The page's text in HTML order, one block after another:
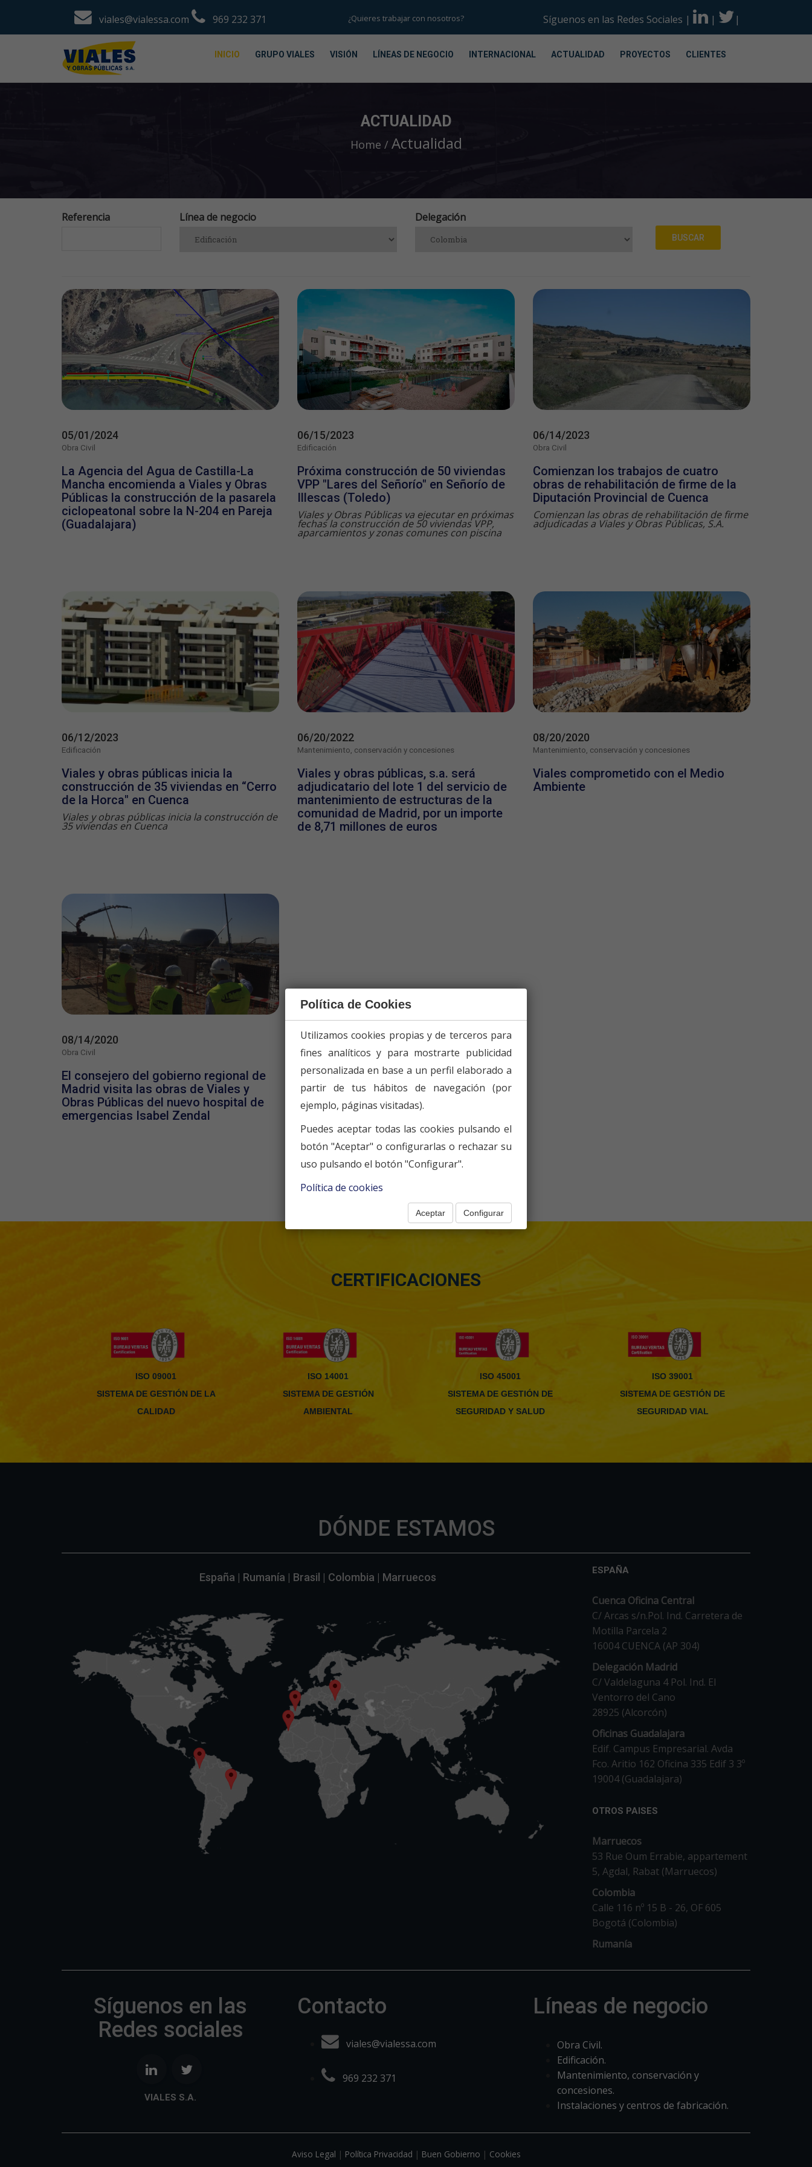
viales@vialessa.com 969 232 371 ¿Quieres trabajar con nosotros? Síguenos en las Redes Sociales | | |
INICIO GRUPO VIALES VISIÓN LÍNEAS DE NEGOCIO INTERNACIONAL ACTUALIDAD PROYECTOS CLIENTES
ACTUALIDAD
Home Actualidad
Referencia Línea de negocio Delegación
BUSCAR
05/01/2024
Obra Civil
La Agencia del Agua de Castilla-La
Mancha encomienda a Viales y Obras
Públicas la construcción de la pasarela
ciclopeatonal sobre la N-204 en Pareja
(Guadalajara)
06/15/2023
Edificación
Próxima construcción de 50 viviendas
VPP "Lares del Señorío" en Señorío de
Illescas (Toledo)
Viales y Obras Públicas va ejecutar en próximas
fechas la construcción de 50 viviendas VPP,
aparcamientos y zonas comunes con piscina
06/14/2023
Obra Civil
Comienzan los trabajos de cuatro
obras de rehabilitación de firme de la
Diputación Provincial de Cuenca
Comienzan las obras de rehabilitación de firme
adjudicadas a Viales y Obras Públicas, S.A.
06/12/2023
Edificación
Viales y obras públicas inicia la
construcción de 35 viviendas en “Cerro
de la Horca" en Cuenca
Viales y obras públicas inicia la construcción de
35 viviendas en Cuenca
06/20/2022
Mantenimiento, conservación y concesiones
Viales y obras públicas, s.a. será
adjudicatario del lote 1 del servicio de
mantenimiento de estructuras de la
comunidad de Madrid, por un importe
de 8,71 millones de euros
08/20/2020
Mantenimiento, conservación y concesiones
Viales comprometido con el Medio
Ambiente
08/14/2020
Obra Civil
El consejero del gobierno regional de
Madrid visita las obras de Viales y
Obras Públicas del nuevo hospital de
emergencias Isabel Zendal
« PreviousNext »
CERTIFICACIONES
ISO 09001
SISTEMA DE GESTIÓN DE LA
CALIDAD
ISO 14001
SISTEMA DE GESTIÓN
AMBIENTAL
ISO 45001
SISTEMA DE GESTIÓN DE
SEGURIDAD Y SALUD
ISO 39001
SISTEMA DE GESTIÓN DE
SEGURIDAD VIAL
DÓNDE ESTAMOS
España | Rumanía | Brasil | Colombia | Marruecos
ESPAÑA
Cuenca Oficina Central
C/ Arcas s/n.Pol. Ind. Carretera de
Motilla Parcela 2
16004 CUENCA (AP 304)
Delegación Madrid
C/ Valdelaguna 4 Pol. Ind. El
Ventorro del Cano
28925 (Alcorcón)
Oficinas Guadalajara
Edif. Campus Empresarial. Avda
Fco. Aritio 162 Oficina 335 Edif 3 3º
19004 (Guadalajara)
OTROS PAISES
Marruecos
53 Rue Oum Errabie, appartement
5, Agdal, Rabat (Marruecos)
Colombia
Calle 116 nº 15 B - 26, OF 605
Bogotá (Colombia)
Rumanía
Síguenos en las
Redes sociales
VIALES S.A.
Contacto
viales@vialessa.com
969 232 371
Líneas de negocio
Obra Civil.
Edificación.
Mantenimiento, conservación y
concesiones.
Instalaciones y centros de fabricación.
Aviso Legal | Política Privacidad | Buen Gobierno | Cookies
Política de Cookies
Utilizamos cookies propias y de terceros para
fines analíticos y para mostrarte publicidad
personalizada en base a un perfil elaborado a
partir de tus hábitos de navegación (por
ejemplo, páginas visitadas).
Puedes aceptar todas las cookies pulsando el
botón "Aceptar" o configurarlas o rechazar su
uso pulsando el botón "Configurar".
Política de cookies
Aceptar Configurar